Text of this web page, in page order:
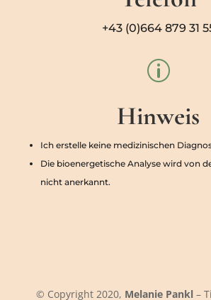
+43 (0)664 879 31
p
Hinweis
Ich erstelle keine medizinischen
Die bioenergetische Analyse wird von
nicht anerkannt.
© Copyright 2020, Melanie Pankl –